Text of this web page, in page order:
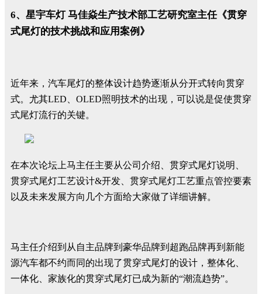
6、星宇车灯 马佳焱生产技术部工艺研究室主任《贯穿
式尾灯的技术挑战和应用案例》
近年来，汽车尾灯的整体设计趋势逐渐从分开式转向贯穿
式。尤其LED、OLED照明技术的出现，可以说是促使贯穿
式尾灯流行的关键。
在本次论坛上马主任主要从公司介绍、贯穿式尾灯说明、
贯穿式尾灯工艺设计&开发、贯穿式尾灯工艺重点管控要素
以及未来发展方向几个方面给大家做了详细讲解。
马主任介绍到从自主品牌到豪华品牌到超跑品牌再到新能
源汽车都不约而同的出现了贯穿式尾灯的设计，整体化、
一体化、家族化的贯穿式尾灯已成为新的“潮流趋势”。